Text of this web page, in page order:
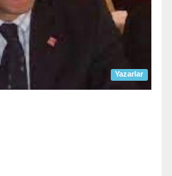
Yazarlar